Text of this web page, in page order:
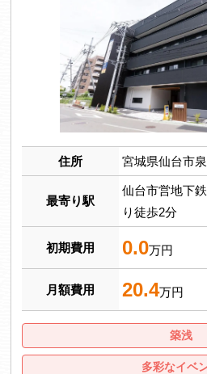
住所 宮城県仙台市
最寄り駅
仙台市営地下
り徒歩2分
初期費用 0.0万円
月額費用 20.4万円
築浅
多彩なイベ